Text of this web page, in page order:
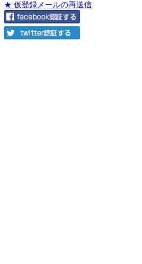
★ 仮登録メールの再送信